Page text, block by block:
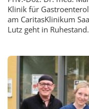
Klinik für
am CaritasKlinikum
Lutz geht in Ruhestand.